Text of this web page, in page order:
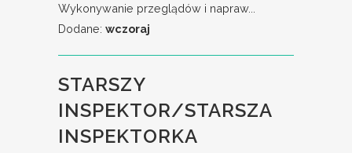
Wykonywanie przeglądów i napraw...
Dodane: wczoraj
STARSZY
INSPEKTOR/STARSZA
INSPEKTORKA